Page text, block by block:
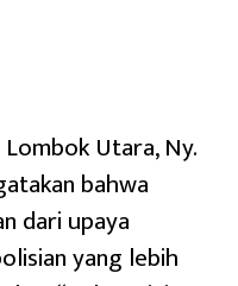
Utara, Ny.
bahwa
dari upaya
yang lebih